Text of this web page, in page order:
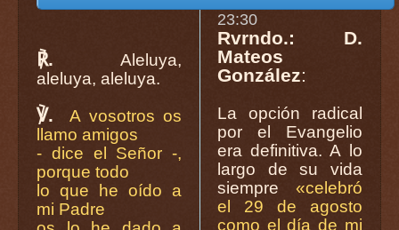
℟.
Aleluya,
aleluya, aleluya.
℣.
A vosotros os
llamo amigos
- dice el Señor -,
porque todo
lo que he oído a
mi Padre
23:30
Rvrndo.: D.
Mateos
González:
La opción radical
por el Evangelio
era definitiva. A lo
largo de su vida
siempre «celebró
el 29 de agosto
como el día de mi